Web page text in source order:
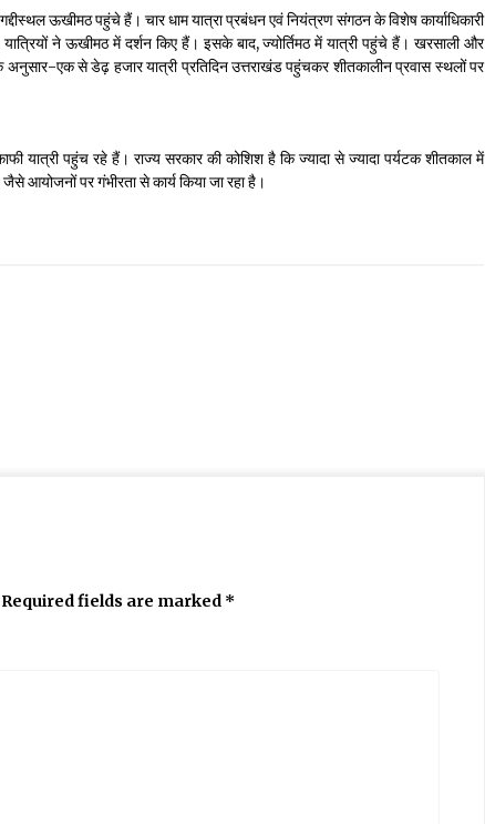
ऊखीमठ पहुंचे हैं। चार धाम यात्रा प्रबंधन एवं नियंत्रण संगठन के विशेष कार्याधिकारी
ने ऊखीमठ में दर्शन किए हैं। इसके बाद, ज्योर्तिमठ में यात्री पहुंचे हैं। खरसाली और
अनुसार-एक से डेढ़ हजार यात्री प्रतिदिन उत्तराखंड पहुंचकर शीतकालीन प्रवास स्थलों पर
यात्री पहुंच रहे हैं। राज्य सरकार की कोशिश है कि ज्यादा से ज्यादा पर्यटक शीतकाल में
आयोजनों पर गंभीरता से कार्य किया जा रहा है।
Required fields are marked *